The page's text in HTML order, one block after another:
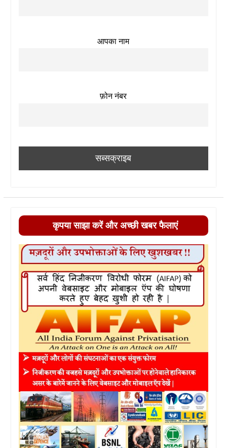
आपका नाम
फ़ोन नंबर
कृपया साझा करें और अच्छी खबर फैलाएं